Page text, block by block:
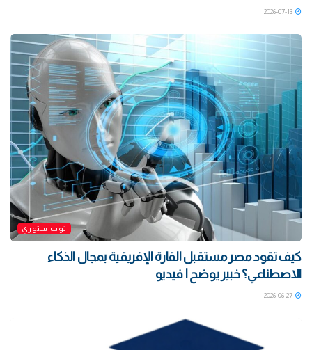
توب ستوري
كيف تقود مصر مستقبل القارة الإفريقية بمجال الذكاء
الاصطناعي؟ خبير يوضح | فيديو